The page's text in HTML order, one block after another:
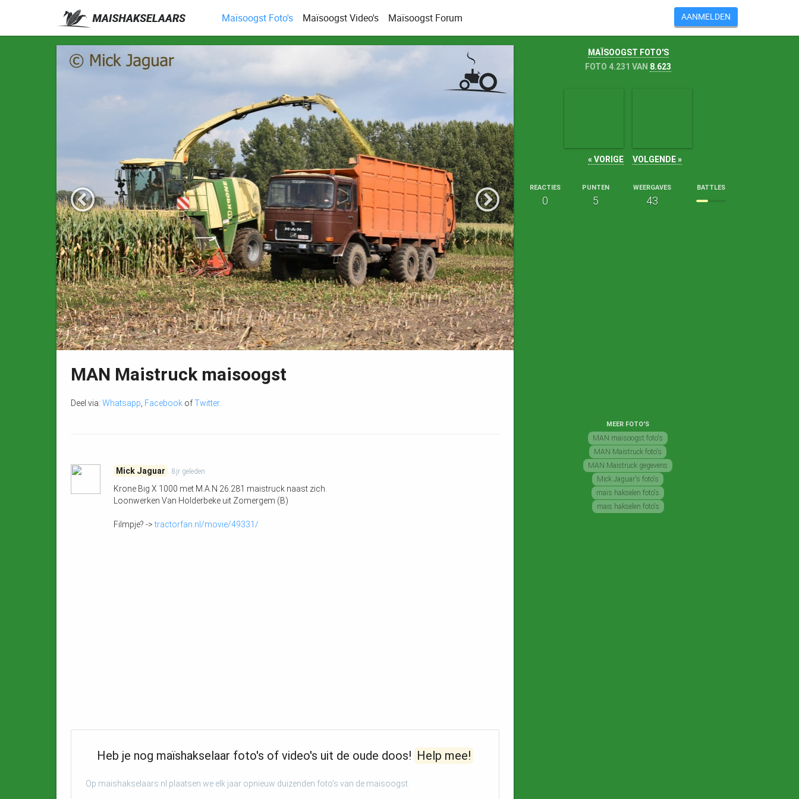
Maïsoogst Foto's Maïsoogst Video's Maïsoogst Forum AANMELDEN
MAN Maistruck maisoogst
Deel via: Whatsapp Facebook ofTwitter.
Mick Jaguar 8jr geleden
Krone Big X 1000 met M.A.N 26.281 maistruck naast zich.
Loonwerken Van Holderbeke uit Zomergem (B)
Filmpje? ->tractorfan.nl/movie/49331/
Heb je nog maïshakselaar foto's of video's uit de oude doos! Help mee!
Op maishakselaars.nl plaatsen we elk jaar opnieuw duizenden foto's van de maisoogst.
MAÏSOOGST FOTO'S
FOTO 4.231 VAN 8.623
« VORIGE VOLGENDE »
REACTIES
0
PUNTEN
5
WEERGAVES
43
BATTLES
MEER FOTO'S
MAN maïsoogst foto's
MAN Maistruck foto's
MAN Maistruck gegevens
Mick Jaguar's foto's
maïs hakselen foto's
mais hakselen foto's